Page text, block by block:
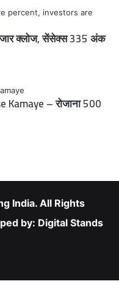
क्लोज, सेंसेक्स 335 अंक
– रोजाना 500
India. All Rights
by: Digital Stands